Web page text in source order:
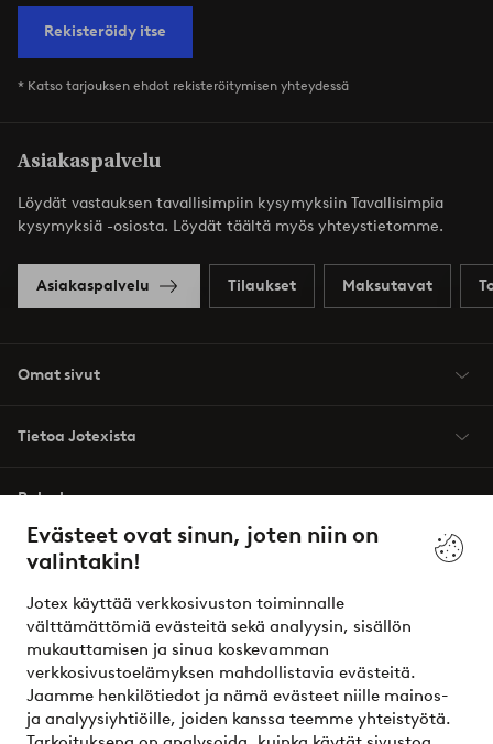
Evästeet ovat sinun, joten niin on
valintakin!
Jotex käyttää verkkosivuston toiminnalle
välttämättömiä evästeitä sekä analyysin, sisällön
mukauttamisen ja sinua koskevamman
verkkosivustoelämyksen mahdollistavia evästeitä.
Jaamme henkilötiedot ja nämä evästeet niille mainos-
ja analyysiyhtiöille, joiden kanssa teemme yhteistyötä.
Rekisteröidy itse
* Katso tarjouksen ehdot rekisteröitymisen yhteydessä
Asiakaspalvelu
Löydät vastauksen tavallisimpiin kysymyksiin Tavallisimpia
kysymyksiä -osiosta. Löydät täältä myös yhteystietomme.
Asiakaspalvelu Tilaukset Maksutavat
Omat sivut
Tietoa Jotexista
Palvelumme
Ehdot
Ystävät
Turvalliset maksut – maksa nyt tai erissä